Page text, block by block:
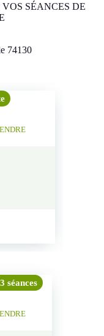
SÉANCES DE
74130
séances